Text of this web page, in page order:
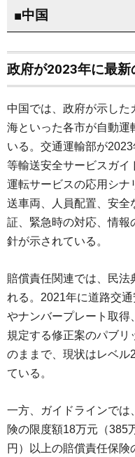
■中国
政府が2023年に最
中国では、政府が示した
海といった各市が自動運
いる。交通運輸部が
等輸送安全サービスガイ
運転サービスの応用シナ
送車両、人員配置、安全
証、緊急時の対応、情報
針が示されている。
賠償責任関連では、民法
れる。2021年に道路交
やナンバープレート取得
規定する修正案のパブリ
のままで、現状はレベル
ている。
一方、ガイドラインでは
険の限度額18万元（385
円）以上の賠償責任保